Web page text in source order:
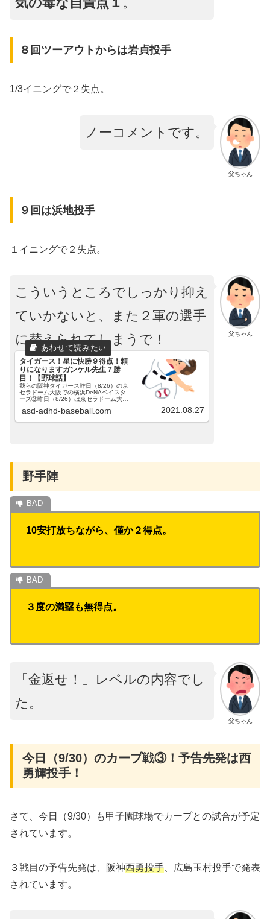
８回ツーアウトからは岩貞投手
1/3イニングで２失点。
父ちゃん
ノーコメントです。
９回は浜地投手
１イニングで２失点。
父ちゃん
こういうところでしっかり抑え
ていかないと、また２軍の選手
に替えられてしまうで！
タイガース！星に快勝９得点！頼
りになりますガンケル先生７勝
目！【野球話】
我らの阪神タイガース昨日（8/26）の京
セラドーム大阪での横浜DeNAベイスタ
ーズ③昨日（8/26）は京セラドーム大阪
でした。阪神ガンケル投手、DeNA坂本
asd-adhd-baseball.com 2021.08.27
野手陣
10安打放ちながら、僅か２得点。
３度の満塁も無得点。
父ちゃん
「金返せ！」レベルの内容でし
た。
今日（9/30）のカープ戦③！予告先発は西
勇輝投手！
さて、今日（9/30）も甲子園球場でカープとの試合が予定
されています。
３戦目の予告先発は、阪神西勇投手 、広島玉村投手で発表
されています。